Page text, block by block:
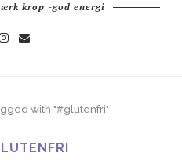
krop -god energi
with "#glutenfri"